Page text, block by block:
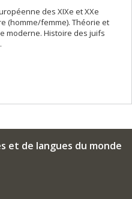
des XIXe et XXe
(homme/femme). Théorie et
moderne. Histoire des juifs
de langues du monde